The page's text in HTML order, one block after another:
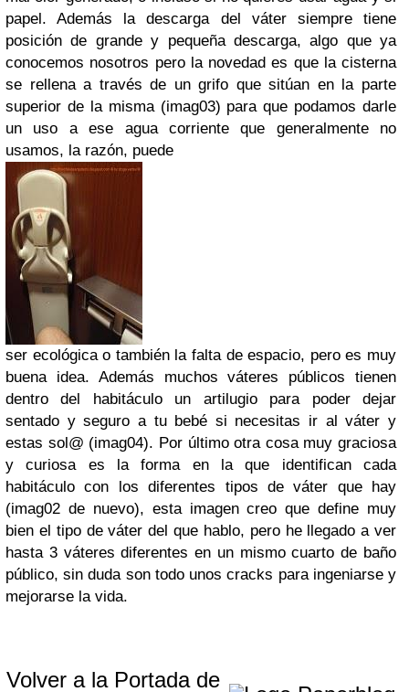
papel. Además la descarga del váter siempre tiene
posición de grande y pequeña descarga, algo que ya
conocemos nosotros pero la novedad es que la cisterna
se rellena a través de un grifo que sitúan en la parte
superior de la misma (imag03) para que podamos darle
un uso a ese agua corriente que generalmente no
usamos, la razón, puede
ser ecológica o también la falta de espacio, pero es muy
buena idea. Además muchos váteres públicos tienen
dentro del habitáculo un artilugio para poder dejar
sentado y seguro a tu bebé si necesitas ir al váter y
estas sol@ (imag04). Por último otra cosa muy graciosa
y curiosa es la forma en la que identifican cada
habitáculo con los diferentes tipos de váter que hay
(imag02 de nuevo), esta imagen creo que define muy
bien el tipo de váter del que hablo, pero he llegado a ver
hasta 3 váteres diferentes en un mismo cuarto de baño
público, sin duda son todo unos cracks para ingeniarse y
mejorarse la vida.
Volver a la Portada de